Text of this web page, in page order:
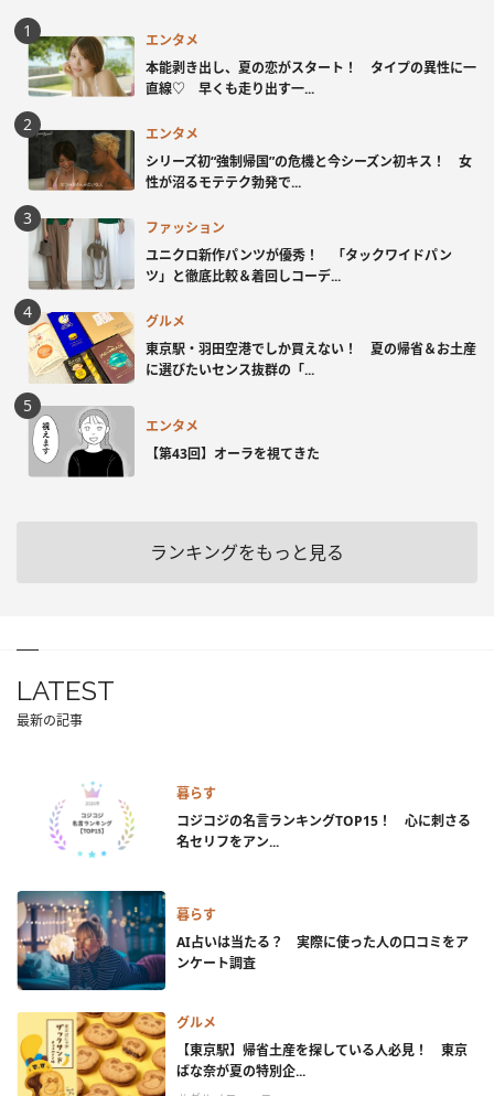
エンタメ
本能剥き出し、夏の恋がスタート！ タイプの異性に一
直線♡ 早くも走り出す一...
エンタメ
シリーズ初“強制帰国”の危機と今シーズン初キス！ 女
性が沼るモテテク勃発で...
ファッション
ユニクロ新作パンツが優秀！ 「タックワイドパン
ツ」と徹底比較＆着回しコーデ...
グルメ
東京駅・羽田空港でしか買えない！ 夏の帰省＆お土産
に選びたいセンス抜群の「...
エンタメ
【第43回】オーラを視てきた
ランキングをもっと見る
LATEST
最新の記事
暮らす
コジコジの名言ランキングTOP15！ 心に刺さる
名セリフをアン...
暮らす
AI占いは当たる？ 実際に使った人の口コミをア
ンケート調査
グルメ
【東京駅】帰省土産を探している人必見！ 東京
ばな奈が夏の特別企...